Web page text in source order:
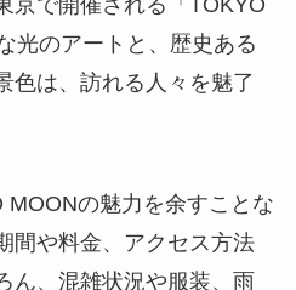
光のアートと、歴史ある
色は、訪れる人々を魅了
MOONの魅力を余すことな
間や料金、アクセス方法
ん、混雑状況や服装、雨